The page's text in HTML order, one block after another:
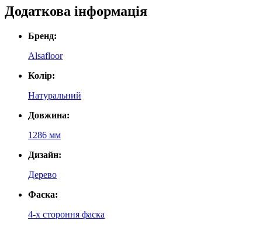
Додаткова інформація
Бренд:
Alsafloor
Колір:
Натуральний
Довжина:
1286 мм
Дизайн:
Дерево
Фаска:
4-х стороння фаска